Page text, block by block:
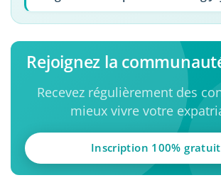
Rejoignez la
Recevez régulièrement des
mieux vivre votre
Inscription 100%